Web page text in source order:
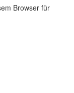
Browser für